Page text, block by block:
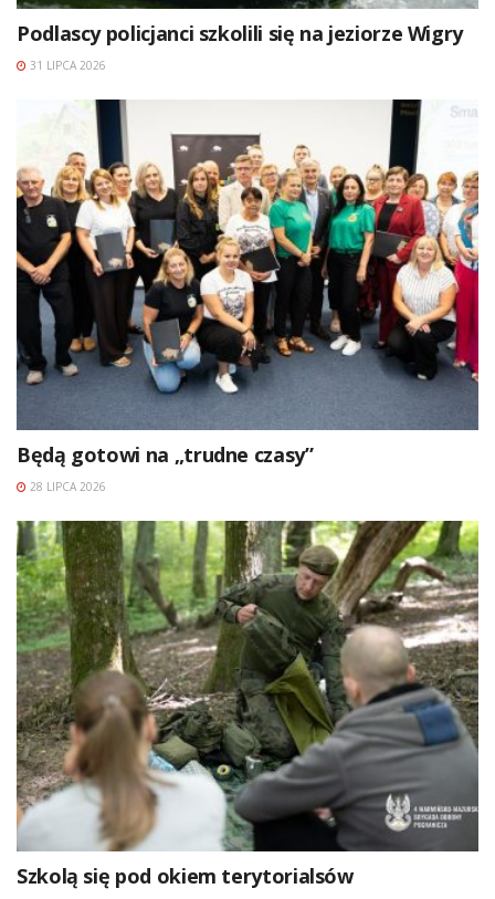
Podlascy policjanci szkolili się na jeziorze Wigry
31 LIPCA 2026
Będą gotowi na „trudne czasy”
28 LIPCA 2026
Szkolą się pod okiem terytorialsów